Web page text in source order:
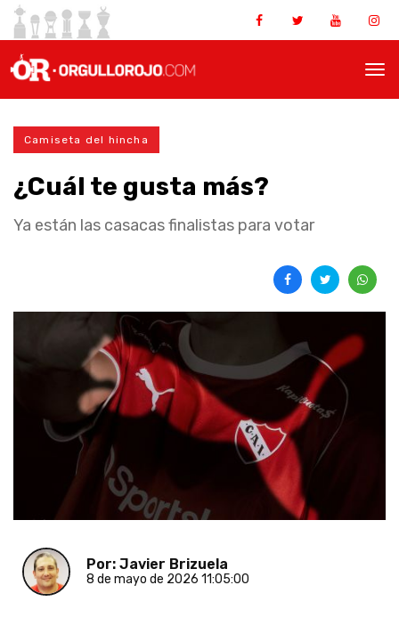
Camiseta del hincha
¿Cuál te gusta más?
Ya están las casacas finalistas para votar
Por: Javier Brizuela
8 de mayo de 2026 11:05:00